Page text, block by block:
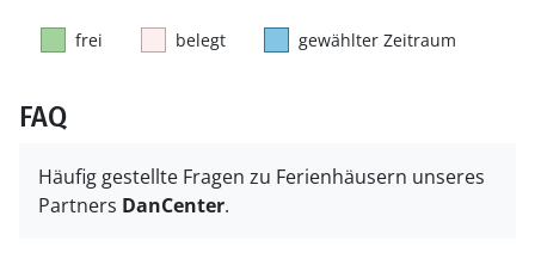
frei belegt gewählter Zeitraum
FAQ
Häufig gestellte Fragen zu Ferienhäusern unseres
Partners DanCenter.